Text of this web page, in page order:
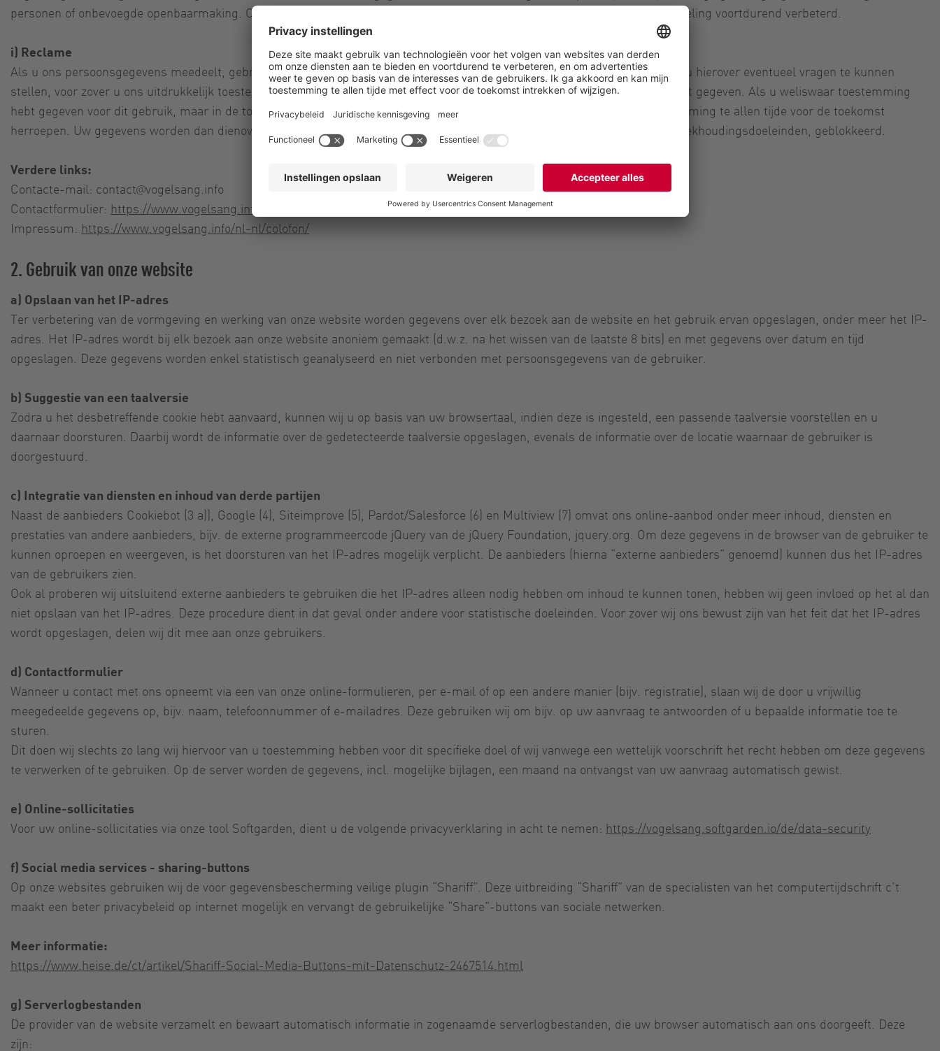
personen of onbevoegde openbaarmaking. Onze veiligheidsmaatregelen worden overeenkomstig de technologische ontwikkeling voortdurend verbeterd.
i) Reclame
Als u ons persoonsgegevens meedeelt, gebruiken wij deze om u over onze producten en diensten te kunnen informeren en u hierover eventueel vragen te kunnen
stellen, voor zover u ons uitdrukkelijk toestemming voor het gebruik van uw persoonsgegevens voor reclamedoeleinden hebt gegeven. Als u weliswaar toestemming
hebt gegeven voor dit gebruik, maar in de toekomst geen reclame van Vogelsang meer wilt ontvangen, kunt u deze toestemming te allen tijde voor de toekomst
herroepen. Uw gegevens worden dan dienovereenkomstig gewist of, voor zover deze nog vereist zijn voor afrekenings- of boekhoudingsdoeleinden, geblokkeerd.
Verdere links:
Contacte-mail: contact@vogelsang.info
Contactformulier: https://www.vogelsang.info/nl-nl/contact/vragen/
Impressum: https://www.vogelsang.info/nl-nl/colofon/
2. Gebruik van onze website
a) Opslaan van het IP-adres
Ter verbetering van de vormgeving en werking van onze website worden gegevens over elk bezoek aan de website en het gebruik ervan opgeslagen, onder meer het IP-
adres. Het IP-adres wordt bij elk bezoek aan onze website anoniem gemaakt (d.w.z. na het wissen van de laatste 8 bits) en met gegevens over datum en tijd
opgeslagen. Deze gegevens worden enkel statistisch geanalyseerd en niet verbonden met persoonsgegevens van de gebruiker.
b) Suggestie van een taalversie
Zodra u het desbetreffende cookie hebt aanvaard, kunnen wij u op basis van uw browsertaal, indien deze is ingesteld, een passende taalversie voorstellen en u
daarnaar doorsturen. Daarbij wordt de informatie over de gedetecteerde taalversie opgeslagen, evenals de informatie over de locatie waarnaar de gebruiker is
doorgestuurd.
c) Integratie van diensten en inhoud van derde partijen
Naast de aanbieders Cookiebot (3 a)), Google (4), Siteimprove (5), Pardot/Salesforce (6) en Multiview (7) omvat ons online-aanbod onder meer inhoud, diensten en
prestaties van andere aanbieders, bijv. de externe programmeercode jQuery van de jQuery Foundation, jquery.org. Om deze gegevens in de browser van de gebruiker te
kunnen oproepen en weergeven, is het doorsturen van het IP-adres mogelijk verplicht. De aanbieders (hierna “externe aanbieders” genoemd) kunnen dus het IP-adres
van de gebruikers zien.
Ook al proberen wij uitsluitend externe aanbieders te gebruiken die het IP-adres alleen nodig hebben om inhoud te kunnen tonen, hebben wij geen invloed op het al dan
niet opslaan van het IP-adres. Deze procedure dient in dat geval onder andere voor statistische doeleinden. Voor zover wij ons bewust zijn van het feit dat het IP-adres
wordt opgeslagen, delen wij dit mee aan onze gebruikers.
d) Contactformulier
Wanneer u contact met ons opneemt via een van onze online-formulieren, per e-mail of op een andere manier (bijv. registratie), slaan wij de door u vrijwillig
meegedeelde gegevens op, bijv. naam, telefoonnummer of e-mailadres. Deze gebruiken wij om bijv. op uw aanvraag te antwoorden of u bepaalde informatie toe te
sturen.
Dit doen wij slechts zo lang wij hiervoor van u toestemming hebben voor dit specifieke doel of wij vanwege een wettelijk voorschrift het recht hebben om deze gegevens
te verwerken of te gebruiken. Op de server worden de gegevens, incl. mogelijke bijlagen, een maand na ontvangst van uw aanvraag automatisch gewist.
e) Online-sollicitaties
Voor uw online-sollicitaties via onze tool Softgarden, dient u de volgende privacyverklaring in acht te nemen: https://vogelsang.softgarden.io/de/data-security
f) Social media services - sharing-buttons
Op onze websites gebruiken wij de voor gegevensbescherming veilige plugin “Shariff”. Deze uitbreiding “Shariff” van de specialisten van het computertijdschrift c’t
maakt een beter privacybeleid op internet mogelijk en vervangt de gebruikelijke “Share”-buttons van sociale netwerken.
Meer informatie:
https://www.heise.de/ct/artikel/Shariff-Social-Media-Buttons-mit-Datenschutz-2467514.html
g) Serverlogbestanden
De provider van de website verzamelt en bewaart automatisch informatie in zogenaamde serverlogbestanden, die uw browser automatisch aan ons doorgeeft. Deze
zijn: